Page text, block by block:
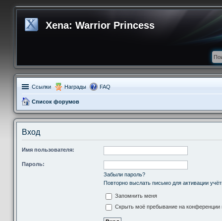
Xena: Warrior Princess
Ссылки Награды FAQ
Список форумов
Вход
Имя пользователя:
Пароль:
Забыли пароль?
Повторно выслать письмо для активации
Запомнить меня
Скрыть моё пребывание на конференции